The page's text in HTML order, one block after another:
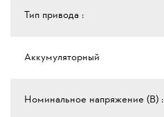
Тип привода :
Аккумуляторный
Номинальное напряжение (В) :